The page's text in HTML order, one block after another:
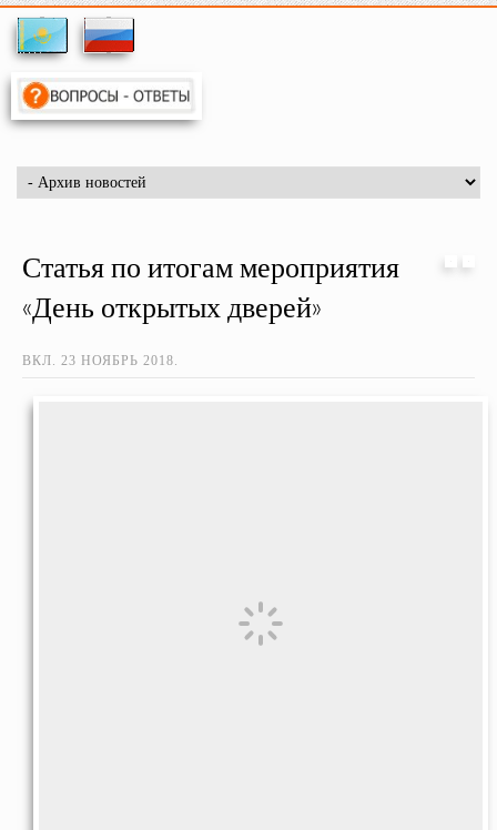
Статья по итогам мероприятия
«День открытых дверей»
ВКЛ. 23 НОЯБРЬ 2018